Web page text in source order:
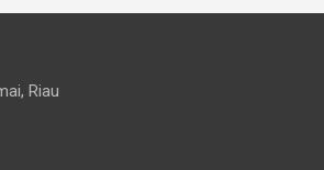
Riau